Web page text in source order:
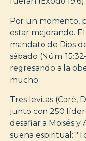
Por un momento,
estar mejorando.
mandato de Dios
sábado (Núm.
regresando a la
mucho.
Tres levitas (Coré,
junto con 250
desafiar a Moisés y
suena espiritual: